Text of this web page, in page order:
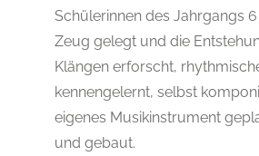
Schülerinnen des Jahrgangs
Zeug gelegt und die
Klängen erforscht,
kennengelernt, selbst
eigenes Musikinstrument
und gebaut.